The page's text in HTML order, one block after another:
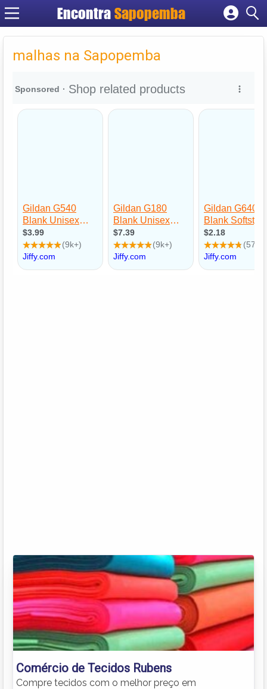
Encontra Sapopemba
Cadastrar empresa
Criar conta
malhas na Sapopemba
Comércio de Tecidos Rubens
Compre tecidos com o melhor preço em